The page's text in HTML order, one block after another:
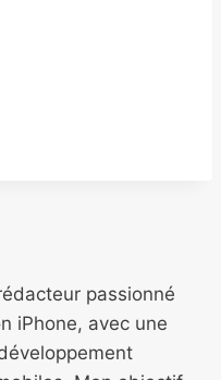
passionné
iPhone, avec une